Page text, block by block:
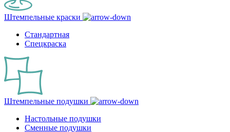
Штемпельные краски
Стандартная
Спецкраска
Штемпельные подушки
Настольные подушки
Сменные подушки